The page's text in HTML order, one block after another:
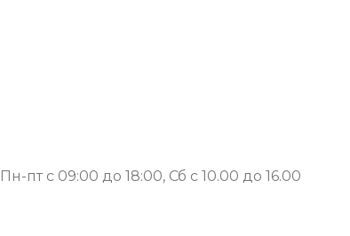
Пн-пт с 09:00 до 18:00, Сб с 10.00 до 16.00